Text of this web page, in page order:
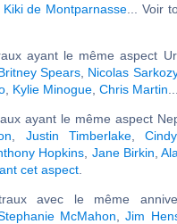
Kiki de Montparnasse ... Voir
ayant le même aspect
Spears Nicolas Sarkozy
Kylie Minogue Chris Martin
ayant le même aspect
Justin Timberlake,
Hopkins Jane Birkin ,
cet aspect
avec le même
McMahon ,Jim